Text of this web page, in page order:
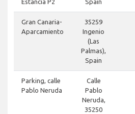
Estancia P2
Spain
Gran Canaria-
Aparcamiento
35259
Ingenio
(Las
Palmas),
Spain
Parking, calle
Pablo Neruda
Calle
Pablo
Neruda,
35250